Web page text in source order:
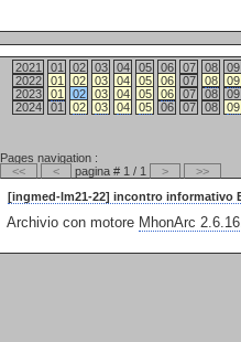
2021 01 02 03 04 05 06 07 08 09
2022
01 02 03 04 05 06 07 08 09
2023
01 02 03 04 05 06 07 08 09
2024
01 02 03 04 05 06 07 08 09
Pages navigation :
<< < pagina # 1 / 1 >
>>
[ingmed-lm21-22] incontro informativo
Archivio con motore MhonArc 2.6.16